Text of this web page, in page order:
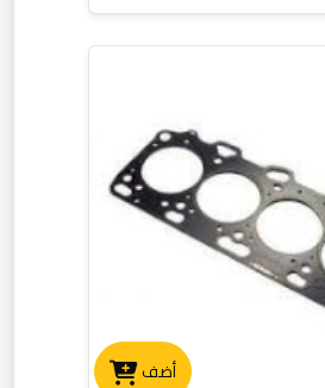
أضف